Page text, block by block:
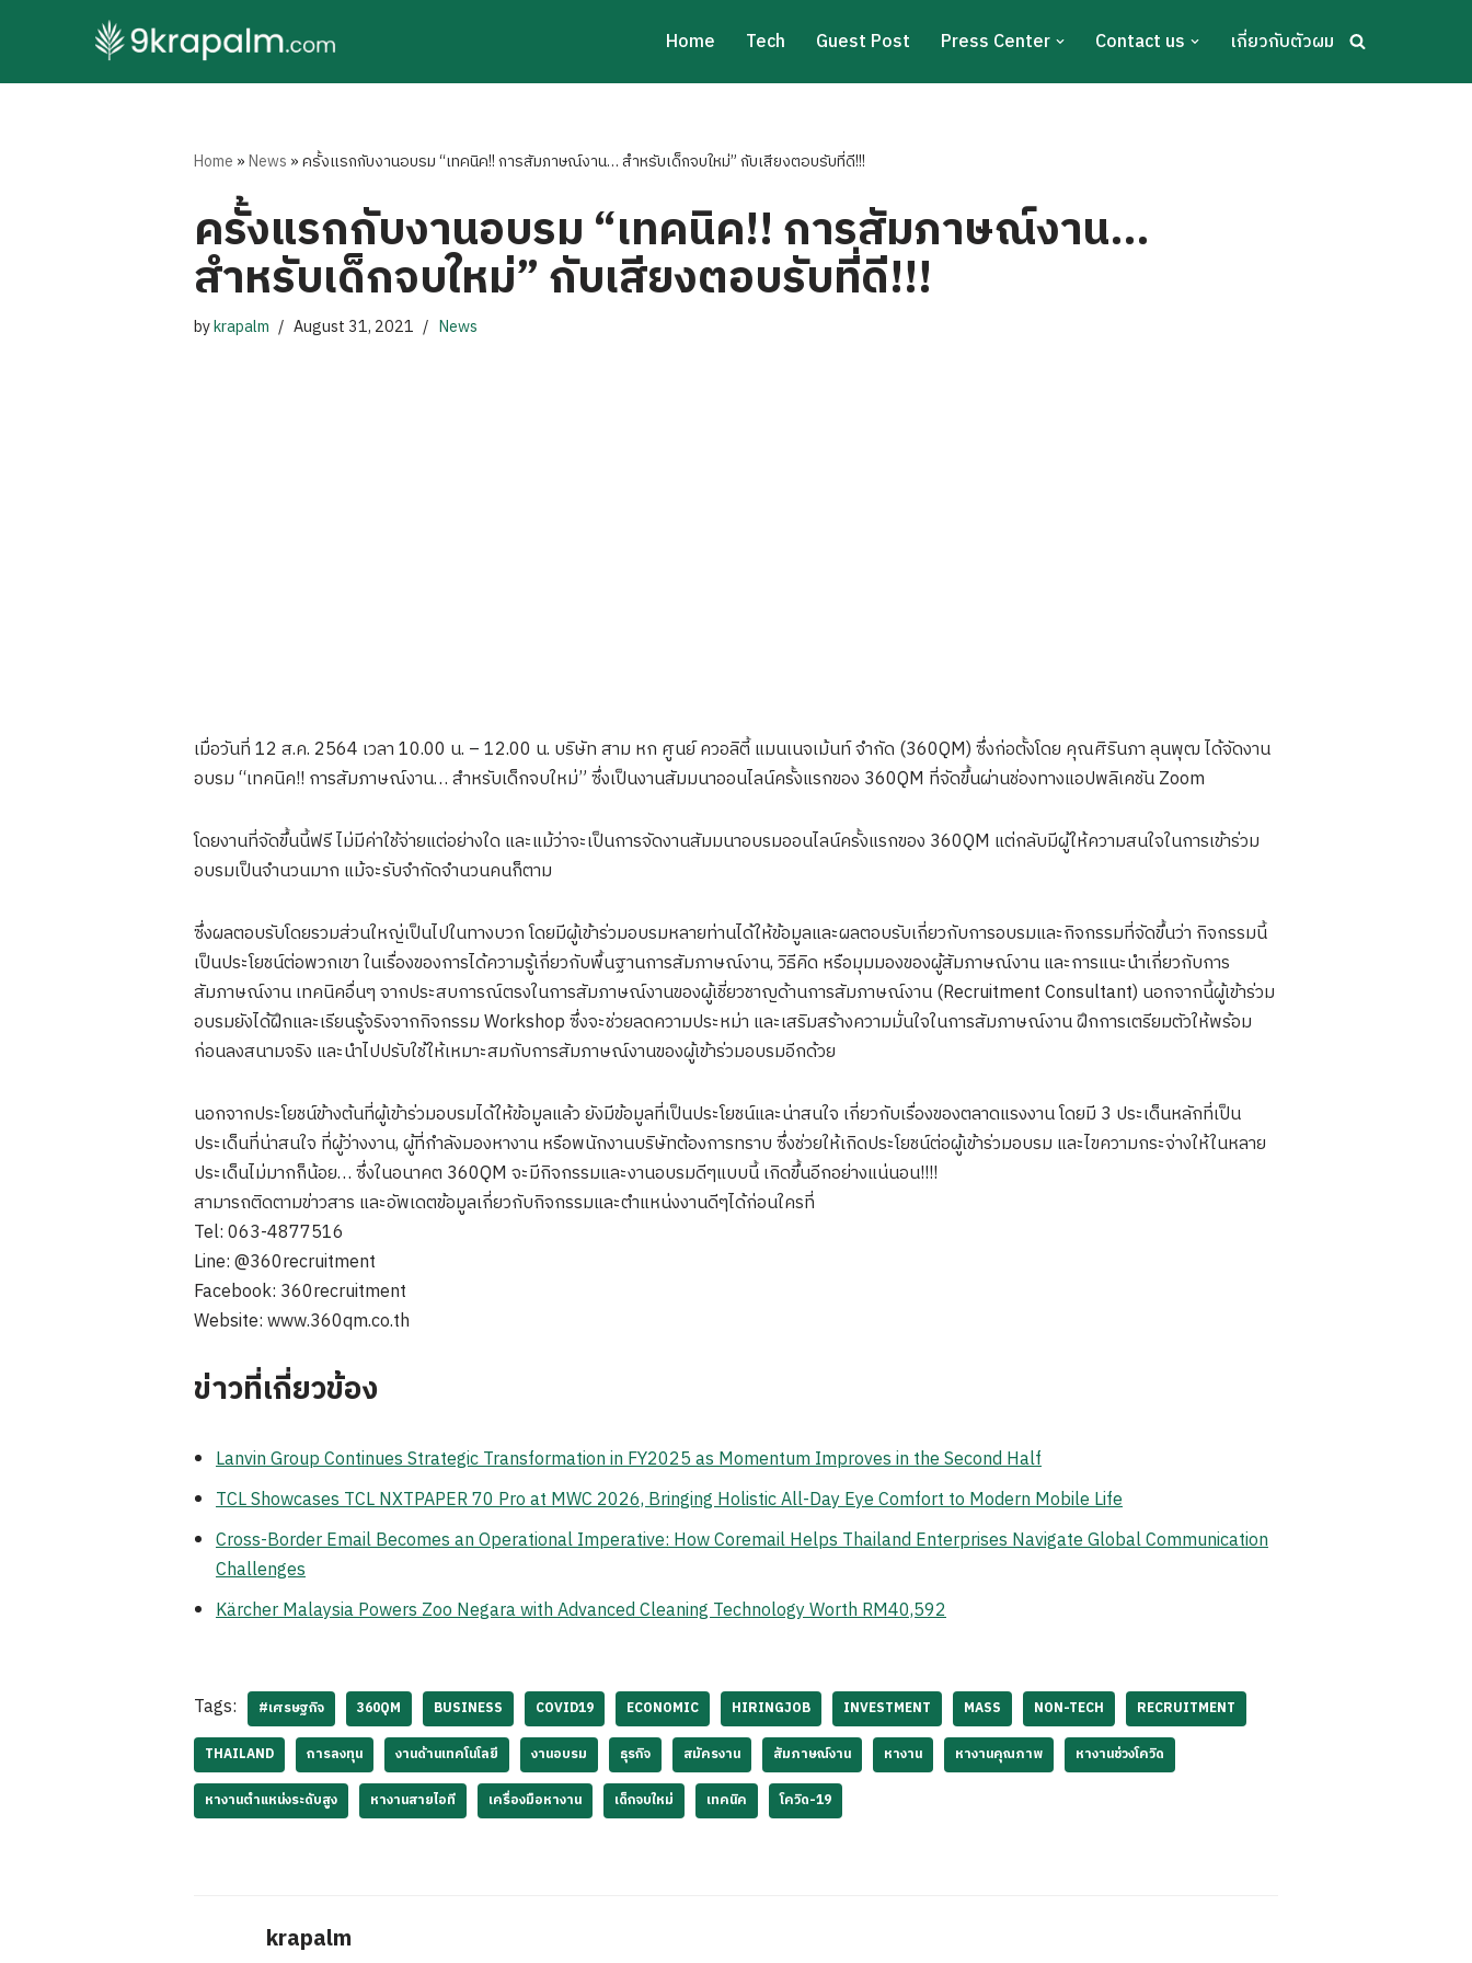
to
Home Tech Guest Post Press Center Contact us เกี่ยวกับตัวผม
Home »News »ครั้งแรกกับงานอบรม “เทคนิค!! การสัมภาษณ์งาน… สำหรับเด็กจบใหม่” กับเสียงตอบรับที่ดี!!!
ครั้งแรกกับงานอบรม “เทคนิค!! การสัมภาษณ์งาน…
สำหรับเด็กจบใหม่” กับเสียงตอบรับที่ดี!!!
bykrapalm August 31, 2021 News
เมื่อวันที่ 12 ส.ค. 2564 เวลา 10.00 น. – 12.00 น. บริษัท สาม หก ศูนย์ ควอลิตี้ แมนเนจเม้นท์ จำกัด (360QM) ซึ่งก่อตั้งโดย คุณศิรินภา ลุนพุฒ ได้จัดงาน
อบรม “เทคนิค!! การสัมภาษณ์งาน… สำหรับเด็กจบใหม่” ซึ่งเป็นงานสัมมนาออนไลน์ครั้งแรกของ 360QM ที่จัดขึ้นผ่านช่องทางแอปพลิเคชัน Zoom
โดยงานที่จัดขึ้นนี้ฟรี ไม่มีค่าใช้จ่ายแต่อย่างใด และแม้ว่าจะเป็นการจัดงานสัมมนาอบรมออนไลน์ครั้งแรกของ 360QM แต่กลับมีผู้ให้ความสนใจในการเข้าร่วม
อบรมเป็นจำนวนมาก แม้จะรับจำกัดจำนวนคนก็ตาม
ซึ่งผลตอบรับโดยรวมส่วนใหญ่เป็นไปในทางบวก โดยมีผู้เข้าร่วมอบรมหลายท่านได้ให้ข้อมูลและผลตอบรับเกี่ยวกับการอบรมและกิจกรรมที่จัดขึ้นว่า กิจกรรมนี้
เป็นประโยชน์ต่อพวกเขา ในเรื่องของการได้ความรู้เกี่ยวกับพื้นฐานการสัมภาษณ์งาน, วิธีคิด หรือมุมมองของผู้สัมภาษณ์งาน และการแนะนำเกี่ยวกับการ
สัมภาษณ์งาน เทคนิคอื่นๆ จากประสบการณ์ตรงในการสัมภาษณ์งานของผู้เชี่ยวชาญด้านการสัมภาษณ์งาน (Recruitment Consultant) นอกจากนี้ผู้เข้าร่วม
อบรมยังได้ฝึกและเรียนรู้จริงจากกิจกรรม Workshop ซึ่งจะช่วยลดความประหม่า และเสริมสร้างความมั่นใจในการสัมภาษณ์งาน ฝึกการเตรียมตัวให้พร้อม
ก่อนลงสนามจริง และนำไปปรับใช้ให้เหมาะสมกับการสัมภาษณ์งานของผู้เข้าร่วมอบรมอีกด้วย
นอกจากประโยชน์ข้างต้นที่ผู้เข้าร่วมอบรมได้ให้ข้อมูลแล้ว ยังมีข้อมูลที่เป็นประโยชน์และน่าสนใจ เกี่ยวกับเรื่องของตลาดแรงงาน โดยมี 3 ประเด็นหลักที่เป็น
ประเด็นที่น่าสนใจ ที่ผู้ว่างงาน, ผู้ที่กำลังมองหางาน หรือพนักงานบริษัทต้องการทราบ ซึ่งช่วยให้เกิดประโยชน์ต่อผู้เข้าร่วมอบรม และไขความกระจ่างให้ในหลาย
ประเด็นไม่มากก็น้อย… ซึ่งในอนาคต 360QM จะมีกิจกรรมและงานอบรมดีๆแบบนี้ เกิดขึ้นอีกอย่างแน่นอน!!!!
สามารถติดตามข่าวสาร และอัพเดตข้อมูลเกี่ยวกับกิจกรรมและตำแหน่งงานดีๆได้ก่อนใครที่
Tel: 063-4877516
Line: @360recruitment
Facebook: 360recruitment
Website: www.360qm.co.th
ข่าวที่เกี่ยวข้อง
Lanvin Group Continues Strategic Transformation in FY2025 as Momentum Improves in the Second Half
TCL Showcases TCL NXTPAPER 70 Pro at MWC 2026, Bringing Holistic All-Day Eye Comfort to Modern Mobile Life
Cross-Border Email Becomes an Operational Imperative: How Coremail Helps Thailand Enterprises Navigate Global Communication
Challenges
Kärcher Malaysia Powers Zoo Negara with Advanced Cleaning Technology Worth RM40,592
Tags: #เศรษฐกิจ 360QM BUSINESS COVID19 ECONOMIC HIRINGJOB INVESTMENT MASS NON-TECH RECRUITMENT
THAILAND การลงทุน งานด้านเทคโนโลยี งานอบรม ธุรกิจ สมัครงาน สัมภาษณ์งาน หางาน หางานคุณภาพ หางานช่วงโควิด
หางานตำแหน่งระดับสูง หางานสายไอที เครื่องมือหางาน เด็กจบใหม่ เทคนิค โควิด-19
krapalm